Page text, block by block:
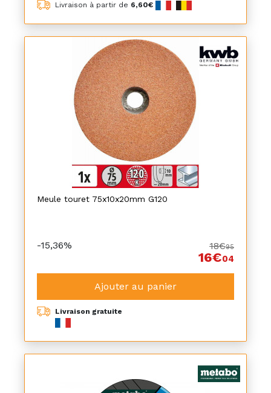
Livraison à partir de 6,60€
Meule touret 75x10x20mm G120
-15,36% 18€95
16€04
Ajouter au panier
Livraison gratuite